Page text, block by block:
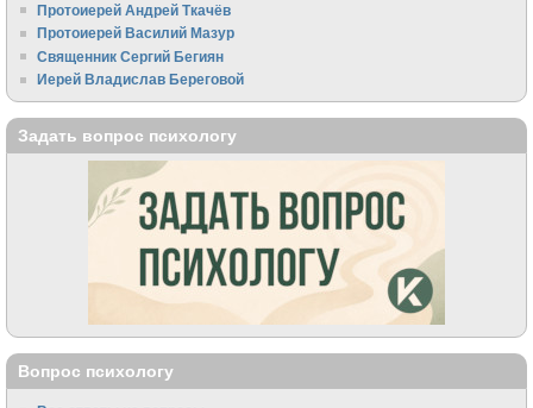
Протоиерей Андрей Ткачёв
Протоиерей Василий Мазур
Священник Сергий Бегиян
Иерей Владислав Береговой
Задать вопрос психологу
Вопрос психологу